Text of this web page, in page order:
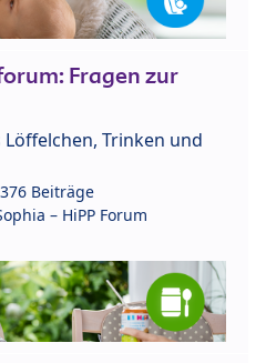
Fragen zur
Trinken und
Beiträge
– HiPP Forum